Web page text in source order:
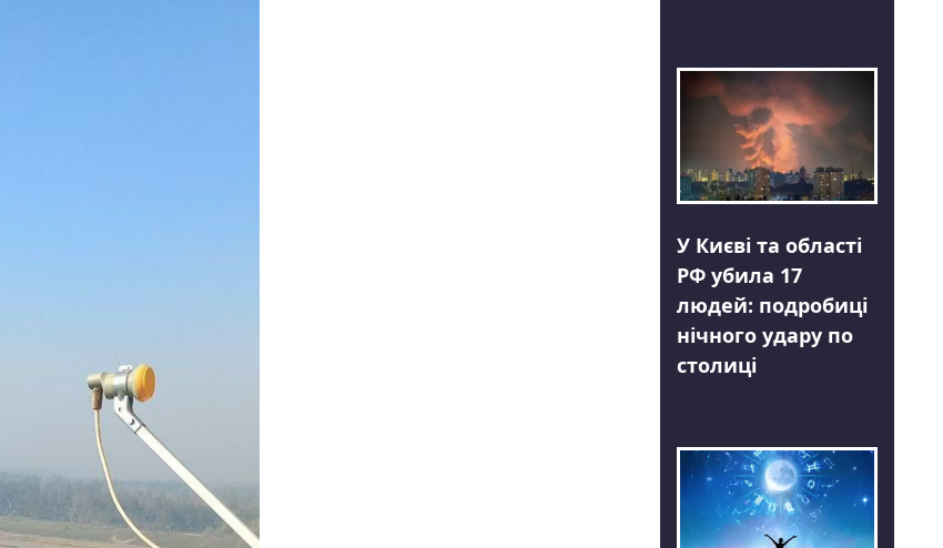
У Києві та області
РФ убила 17
людей: подробиці
нічного удару по
столиці